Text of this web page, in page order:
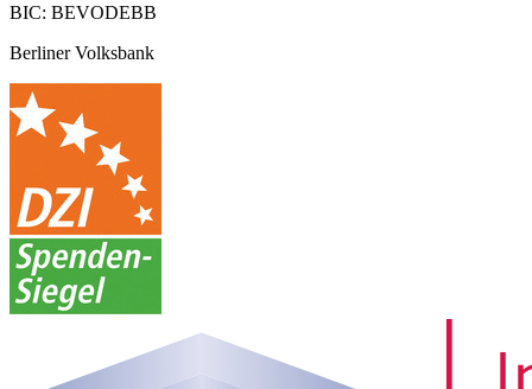
BIC: BEVODEBB
Berliner Volksbank